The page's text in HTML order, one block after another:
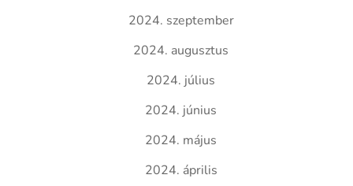
2024. szeptember
2024. augusztus
2024. július
2024. június
2024. május
2024. április